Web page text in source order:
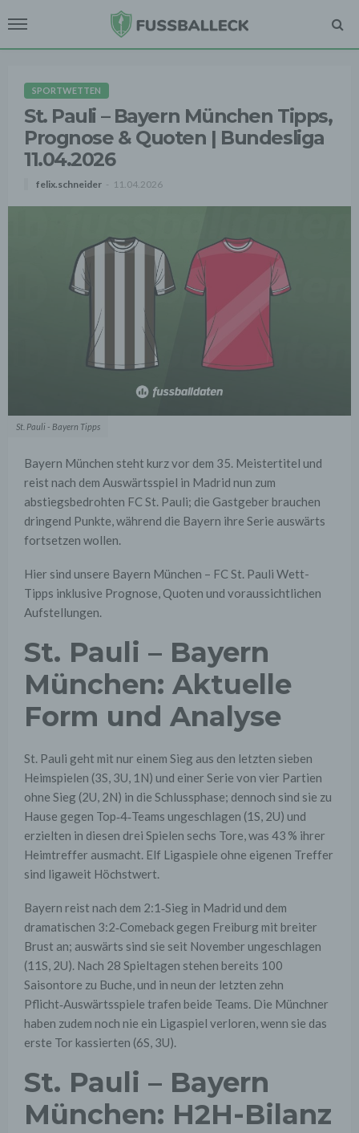
SPORTWETTEN
St. Pauli – Bayern München Tipps,
Prognose & Quoten | Bundesliga
11.04.2026
felix.schneider 11.04.2026
St. Pauli - Bayern Tipps
Bayern München steht kurz vor dem 35. Meistertitel und
reist nach dem Auswärtsspiel in Madrid nun zum
abstiegsbedrohten FC St. Pauli; die Gastgeber brauchen
dringend Punkte, während die Bayern ihre Serie auswärts
fortsetzen wollen.
Hier sind unsere Bayern München – FC St. Pauli Wett-
Tipps inklusive Prognose, Quoten und voraussichtlichen
Aufstellungen.
St. Pauli – Bayern
München: Aktuelle
Form und Analyse
St. Pauli geht mit nur einem Sieg aus den letzten sieben
Heimspielen (3S, 3U, 1N) und einer Serie von vier Partien
ohne Sieg (2U, 2N) in die Schlussphase; dennoch sind sie zu
Hause gegen Top‑4‑Teams ungeschlagen (1S, 2U) und
erzielten in diesen drei Spielen sechs Tore, was 43 % ihrer
Heimtreffer ausmacht. Elf Ligaspiele ohne eigenen Treffer
sind ligaweit Höchstwert.
Bayern reist nach dem 2:1‑Sieg in Madrid und dem
dramatischen 3:2‑Comeback gegen Freiburg mit breiter
Brust an; auswärts sind sie seit November ungeschlagen
(11S, 2U). Nach 28 Spieltagen stehen bereits 100
Saisontore zu Buche, und in neun der letzten zehn
Pflicht‑Auswärtsspiele trafen beide Teams. Die Münchner
haben zudem noch nie ein Ligaspiel verloren, wenn sie das
erste Tor kassierten (6S, 3U).
St. Pauli – Bayern
München: H2H-Bilanz